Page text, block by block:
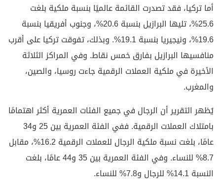
أما تركيا، فقد تصدرت القائمة عالميًا بنسبة ملكية بلغت
25.6%، تليها البرازيل بنسبة 20.6%، وجنوب أفريقيا بنسبة
19.6%، ونيجيريا بنسبة 19.1%. وبذلك، تفوقت تركيا على أقرب
منافسيها البرازيل بفارق خمس نقاط. وفي المراكز الثلاثة
الأخيرة في ملكية العملات الرقمية جاءت روسيا، والصين،
والمغرب.
يُظهر التقرير أن الرجال في جميع الفئات العمرية أكثر اهتمامًا
بامتلاك العملات الرقمية. ففي الفئة العمرية بين 25 و34
عامًا، بلغت نسبة ملكية الرجال للعملات الرقمية 16.2%، مقابل
8.7% للنساء. وفي الفئة العمرية بين 35 و44 عامًا، بلغت
النسبة 14.1% للرجال و7.8% للنساء.